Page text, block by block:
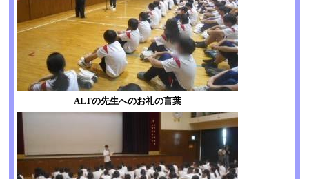
ALTの先生へのお礼の言葉